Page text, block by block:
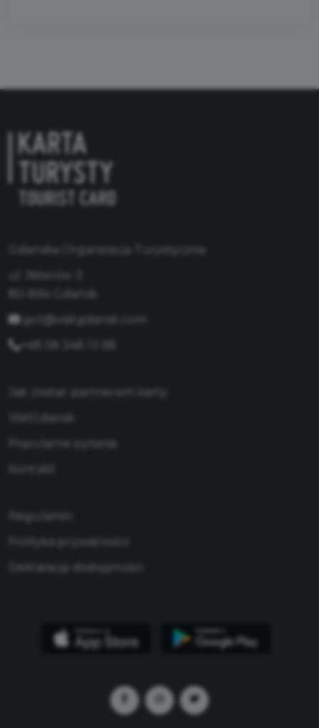
Gdańska Organizacja Turystyczna
80-864 Gdańsk
got@visitgdansk.com
+48 58 348 13 68
Jak zostać partnerem karty
VisitGdansk
Popularne pytania
Regulamin
Polityka prywatności
Deklaracja dostępności